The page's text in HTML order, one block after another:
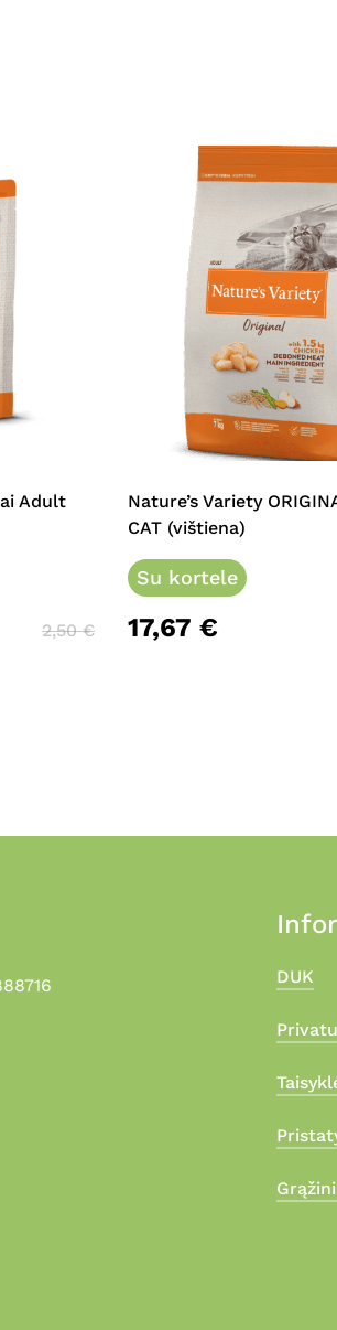
Adult
2,50€
product
multiple
variants.
options
may
be
Nature’s Variety
CAT (vištiena)
Su kortele
17,67 €
DUK